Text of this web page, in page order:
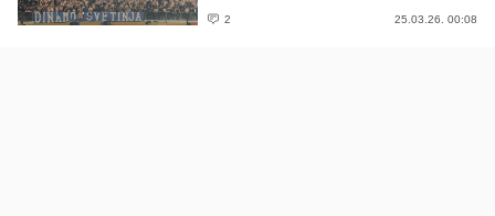
2 25.03.26. 00:08